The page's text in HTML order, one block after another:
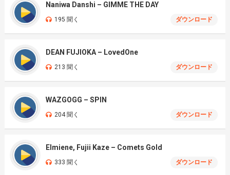
Naniwa Danshi – GIMME THE DAY
195 聞く ダウンロード
DEAN FUJIOKA – LovedOne
213 聞く ダウンロード
WAZGOGG – SPIN
204 聞く ダウンロード
Elmiene, Fujii Kaze – Comets Gold
333 聞く ダウンロード